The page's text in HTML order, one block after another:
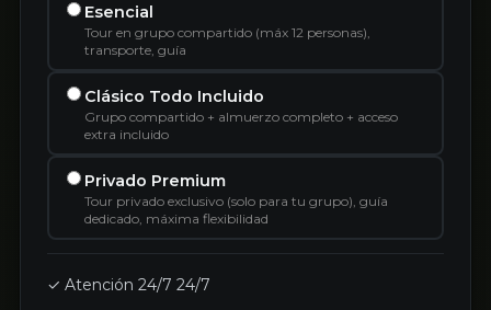
Esencial
Tour en grupo compartido (máx 12 personas),
transporte, guía
Clásico Todo Incluido
Grupo compartido + almuerzo completo + acceso
extra incluido
Privado Premium
Tour privado exclusivo (solo para tu grupo), guía
dedicado, máxima flexibilidad
✓ Atención 24/7 24/7